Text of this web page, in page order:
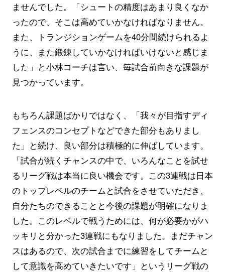
ませんでした。「シュートの精度はあまり良くなか
ったので、そこは高めていかなければなりません。
また、トランジションゲームを40分間続けられるよ
うに、また鍛錬していかなければいけないと感じま
した」と小林コーチは言い、毎試合前向きな課題が
見つかっています。
もちろん課題ばかりではなく、「我々が目指すディ
フェンスのコンセプトなどできた部分もありまし
た」と続け、良い部分は積極的に伸ばしています。
「試合が続くチャンスの中で、いろんなことを試せ
るリーグ戦は本当に良い機会です。この3連戦は日本
のトップレベルのチームと試合をさせていただき、
自分たちのできることと今後の課題が明確になりま
した。このレベルで戦うためには、何が必要かがハ
ッキリと分かった3連戦にもなりました。まだチャン
スはあるので、次の試合までに練習をしてチームと
して意識を高めていきたいです」というリーグ戦の